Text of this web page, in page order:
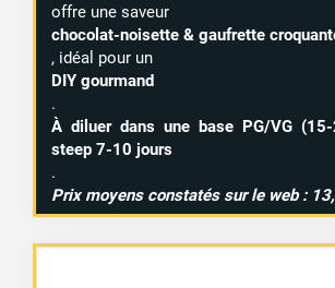
offre une saveur
chocolat-noisette & gaufrette
, idéal pour un
DIY gourmand
.
À diluer dans une base PG/VG (15-
steep 7-10 jours
.
Prix moyens constatés sur le web :